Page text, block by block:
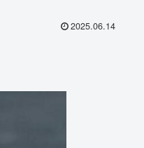
2025.06.14